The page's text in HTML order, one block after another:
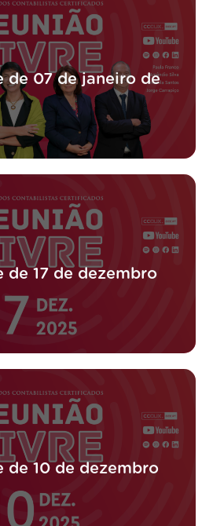
de 07 de janeiro de
de 17 de dezembro
de 10 de dezembro